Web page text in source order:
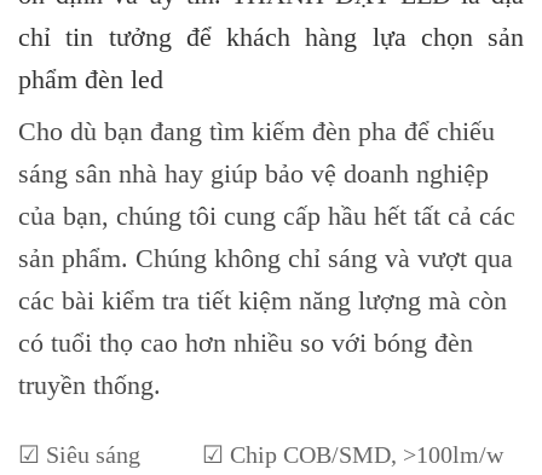
chỉ tin tưởng để khách hàng lựa chọn sản
phẩm đèn led
Cho dù bạn đang tìm kiếm đèn pha để chiếu
sáng sân nhà hay giúp bảo vệ doanh nghiệp
của bạn, chúng tôi cung cấp hầu hết tất cả các
sản phẩm. Chúng không chỉ sáng và vượt qua
các bài kiểm tra tiết kiệm năng lượng mà còn
có tuổi thọ cao hơn nhiều so với bóng đèn
truyền thống.
☑ Siêu sáng
☑ Chip COB/SMD, >100lm/w